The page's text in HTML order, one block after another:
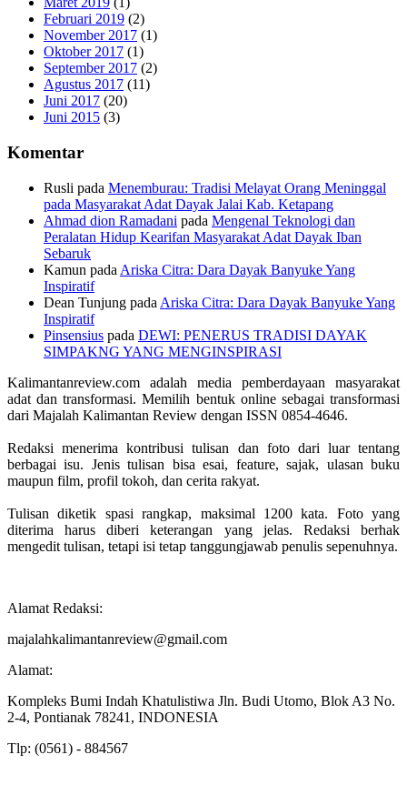
Februari 2019 (2)
November 2017 (1)
Oktober 2017 (1)
September 2017 (2)
Agustus 2017 (11)
Juni 2017 (20)
Juni 2015 (3)
Komentar
Rusli pada Menemburau: Tradisi Melayat Orang Meninggal
pada Masyarakat Adat Dayak Jalai Kab. Ketapang
Ahmad dion Ramadani pada Mengenal Teknologi dan
Peralatan Hidup Kearifan Masyarakat Adat Dayak Iban
Sebaruk
Kamun pada Ariska Citra: Dara Dayak Banyuke Yang
Inspiratif
Dean Tunjung pada Ariska Citra: Dara Dayak Banyuke Yang
Inspiratif
Pinsensius pada DEWI: PENERUS TRADISI DAYAK
SIMPAKNG YANG MENGINSPIRASI
Kalimantanreview.com adalah media pemberdayaan masyarakat
adat dan transformasi. Memilih bentuk online sebagai transformasi
dari Majalah Kalimantan Review dengan ISSN 0854-4646.
Redaksi menerima kontribusi tulisan dan foto dari luar tentang
berbagai isu. Jenis tulisan bisa esai, feature, sajak, ulasan buku
maupun film, profil tokoh, dan cerita rakyat.
Tulisan diketik spasi rangkap, maksimal 1200 kata. Foto yang
diterima harus diberi keterangan yang jelas. Redaksi berhak
mengedit tulisan, tetapi isi tetap tanggungjawab penulis sepenuhnya.
Alamat Redaksi:
majalahkalimantanreview@gmail.com
Alamat:
Kompleks Bumi Indah Khatulistiwa Jln. Budi Utomo, Blok A3 No.
2-4, Pontianak 78241, INDONESIA
Tlp: (0561) - 884567